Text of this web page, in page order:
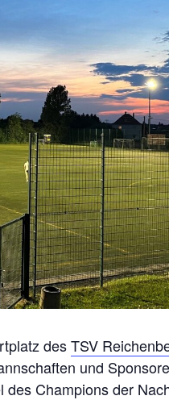
desTSV
und
des Champions der